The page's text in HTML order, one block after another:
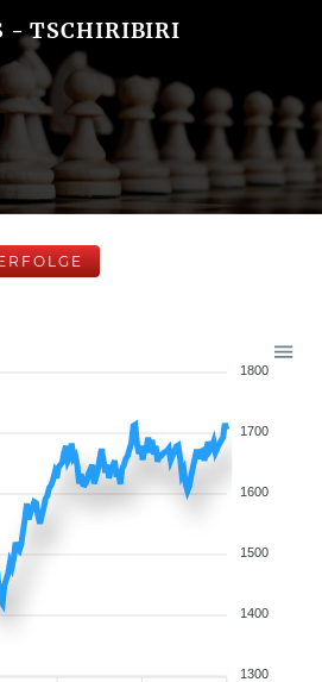
- TSCHIRIBIRI
1800
1700
1600
1500
1400
1300